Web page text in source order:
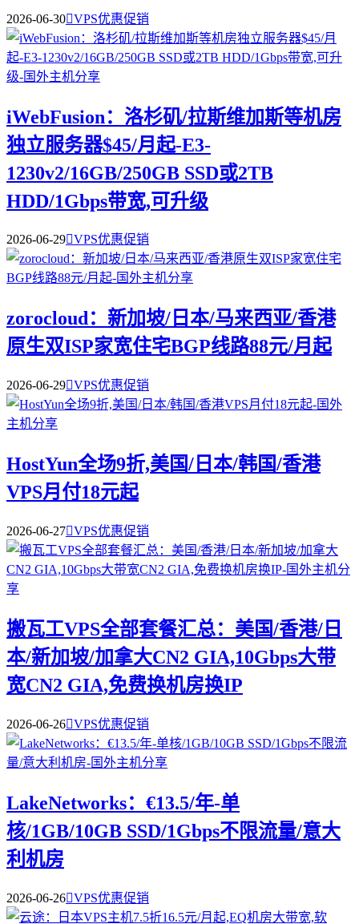
2026-06-30VPS优惠促销
iWebFusion：洛杉矶/拉斯维加斯等机房
独立服务器$45/月起-E3-
1230v2/16GB/250GB SSD或2TB
HDD/1Gbps带宽,可升级
2026-06-29VPS优惠促销
zorocloud：新加坡/日本/马来西亚/香港
原生双ISP家宽住宅BGP线路88元/月起
2026-06-29VPS优惠促销
HostYun全场9折,美国/日本/韩国/香港
VPS月付18元起
2026-06-27VPS优惠促销
搬瓦工VPS全部套餐汇总：美国/香港/日
本/新加坡/加拿大CN2 GIA,10Gbps大带
宽CN2 GIA,免费换机房换IP
2026-06-26VPS优惠促销
LakeNetworks：€13.5/年-单
核/1GB/10GB SSD/1Gbps不限流量/意大
利机房
2026-06-26VPS优惠促销